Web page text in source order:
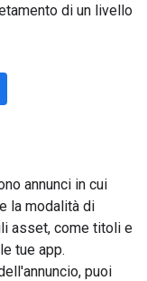
di un livello
annunci in cui
la modalità di
asset, come titoli e
tue app.
puoi